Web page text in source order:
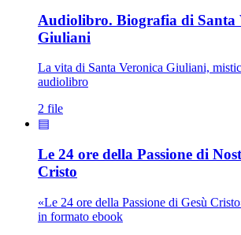
Audiolibro. Biografia di Santa
Giuliani
La vita di Santa Veronica Giuliani,
audiolibro
2 file
▤
Le 24 ore della Passione di
Cristo
«Le 24 ore della Passione di Gesù
in formato ebook